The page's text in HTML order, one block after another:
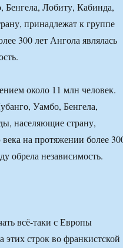
Лобиту, Кабинда,
принадлежат к группе
300 лет Ангола являлась
около 11 млн человек.
Уамбо, Бенгела,
населяющие страну,
на протяжении более
обрела независимость.
всё-таки с Европы
этих строк во франкистской